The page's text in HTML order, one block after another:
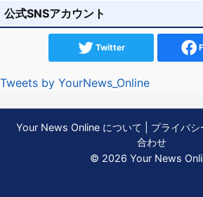
公式SNSアカウント
Twitter
Tweets by YourNews_Online
Your News Online について プライバ
合わせ
© 2026 Your News